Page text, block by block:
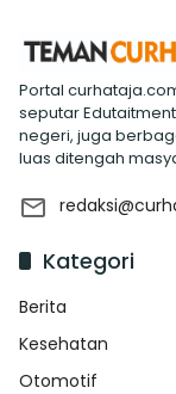
Portal
seputar
negeri, juga
luas ditengah
Kategori
Berita
Kesehatan
Otomotif